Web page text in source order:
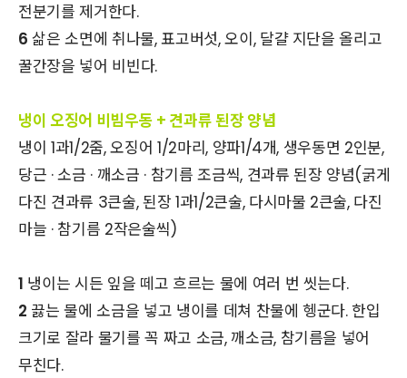
전분기를 제거한다.
6 삶은 소면에 취나물, 표고버섯, 오이, 달걀 지단을 올리고
꿀간장을 넣어 비빈다.
냉이 오징어 비빔우동 + 견과류 된장 양념
냉이 1과1/2줌, 오징어 1/2마리, 양파1/4개, 생우동면 2인분,
당근 · 소금 · 깨소금 · 참기름 조금씩, 견과류 된장 양념(굵게
다진 견과류 3큰술, 된장 1과1/2큰술, 다시마물 2큰술, 다진
마늘 · 참기름 2작은술씩)
1 냉이는 시든 잎을 떼고 흐르는 물에 여러 번 씻는다.
2 끓는 물에 소금을 넣고 냉이를 데쳐 찬물에 헹군다. 한입
크기로 잘라 물기를 꼭 짜고 소금, 깨소금, 참기름을 넣어
무친다.